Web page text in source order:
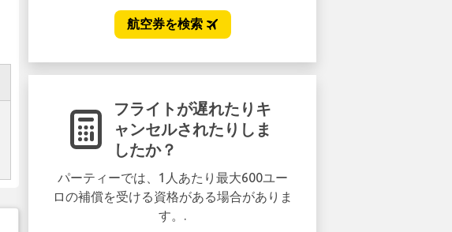
フライトが遅れたりキ
ャンセルされたりしま
したか？
パーティーでは、1人あたり最大600ユー
ロの補償を受ける資格がある場合がありま
す。.